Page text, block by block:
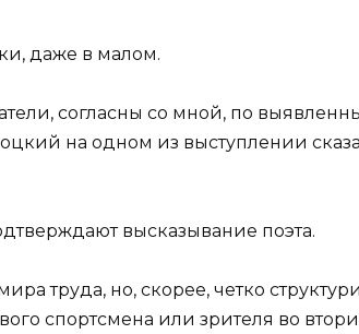
даже в малом.
согласны со мной, по
на одном из выступлении
высказывание поэта.
труда, но, скорее, четко
спортсмена или зрителя во